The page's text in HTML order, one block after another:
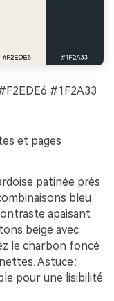
#1F2A33
et pages
patinée près
bleu
apaisant
beige avec
le charbon foncé
Astuce :
pour une lisibilité